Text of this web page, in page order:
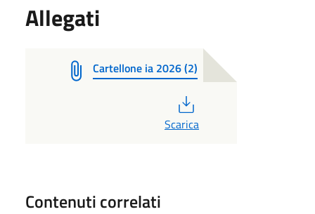
Allegati
Cartellone ia 2026 (2)
Scarica
Contenuti correlati